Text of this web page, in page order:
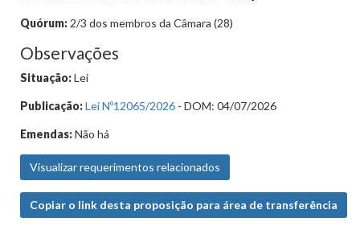
Quórum: 2/3 dos membros da Câmara (28)
Observações
Situação:Lei
Publicação:Lei Nº12065/2026 - DOM: 04/07/2026
Emendas:Não há
Visualizar requerimentos relacionados
Copiar o link desta proposição para área de transferência